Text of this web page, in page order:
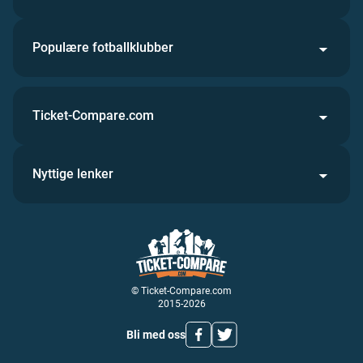
Populære fotballklubber
© Ticket-Compare.com
2015-2026
Bli med oss
Ticket-Compare.com
Nyttige lenker